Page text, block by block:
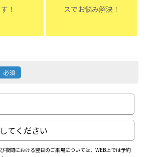
！
スでお悩み解決！
必須
夜間における翌日のご来場については、WEB上では予約